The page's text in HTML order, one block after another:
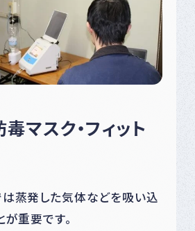
マスク・フィット
蒸発した気体などを吸い込
重要です。